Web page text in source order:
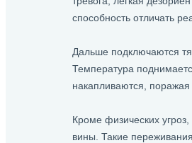
способность отличать
Дальше подключаются
Температура
накапливаются, поражая
Кроме физических
вины. Такие